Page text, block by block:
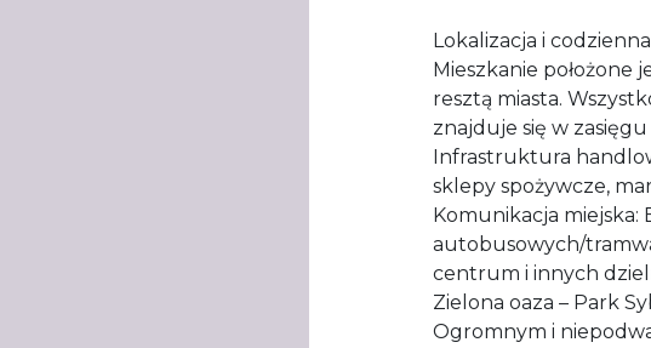
​Lokalizacja i
​Mieszkanie
resztą miasta.
znajduje się w
​Infrastruktura
sklepy spożywcze,
​Komunikacja
autobusowych/
centrum i innych
​Zielona oaza – Park
​Ogromnym i